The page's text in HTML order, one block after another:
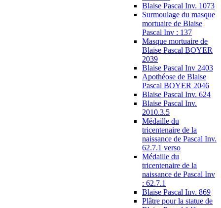
Blaise Pascal Inv. 1073
Surmoulage du masque
mortuaire de Blaise
Pascal Inv : 137
Masque mortuaire de
Blaise Pascal BOYER
2039
Blaise Pascal Inv 2403
Apothéose de Blaise
Pascal BOYER 2046
Blaise Pascal Inv. 624
Blaise Pascal Inv.
2010.3.5
Médaille du
tricentenaire de la
naissance de Pascal Inv.
62.7.1 verso
Médaille du
tricentenaire de la
naissance de Pascal Inv
: 62.7.1
Blaise Pascal Inv. 869
Plâtre pour la statue de